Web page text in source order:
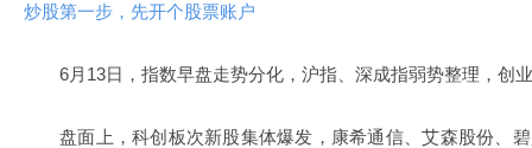
炒股第一步，先开个股票账户
6月13日，指数早盘走势分化，沪指、深成指弱势整理，创
盘面上，科创板次新股集体爆发，康希通信、艾森股份、